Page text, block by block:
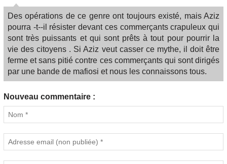
Des opérations de ce genre ont toujours existé, mais Aziz
pourra -t--il résister devant ces commerçants crapuleux qui
sont très puissants et qui sont prêts à tout pour pourrir la
vie des citoyens . Si Aziz veut casser ce mythe, il doit être
ferme et sans pitié contre ces commerçants qui sont dirigés
par une bande de mafiosi et nous les connaissons tous.
Nouveau commentaire :